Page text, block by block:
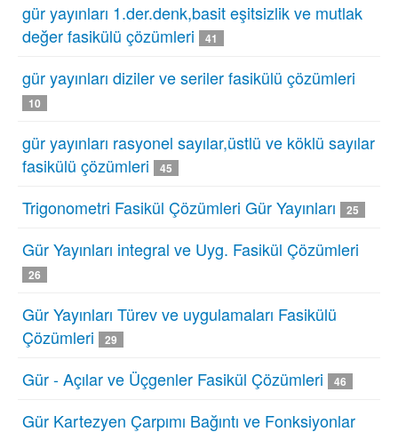
gür yayınları 1.der.denk,basit eşitsizlik ve mutlak
değer fasikülü çözümleri
41
gür yayınları diziler ve seriler fasikülü çözümleri
10
gür yayınları rasyonel sayılar,üstlü ve köklü sayılar
fasikülü çözümleri
45
Trigonometri Fasikül Çözümleri Gür Yayınları 25
Gür Yayınları integral ve Uyg. Fasikül Çözümleri
26
Gür Yayınları Türev ve uygulamaları Fasikülü
Çözümleri
29
Gür - Açılar ve Üçgenler Fasikül Çözümleri 46
Gür Kartezyen Çarpımı Bağıntı ve Fonksiyonlar